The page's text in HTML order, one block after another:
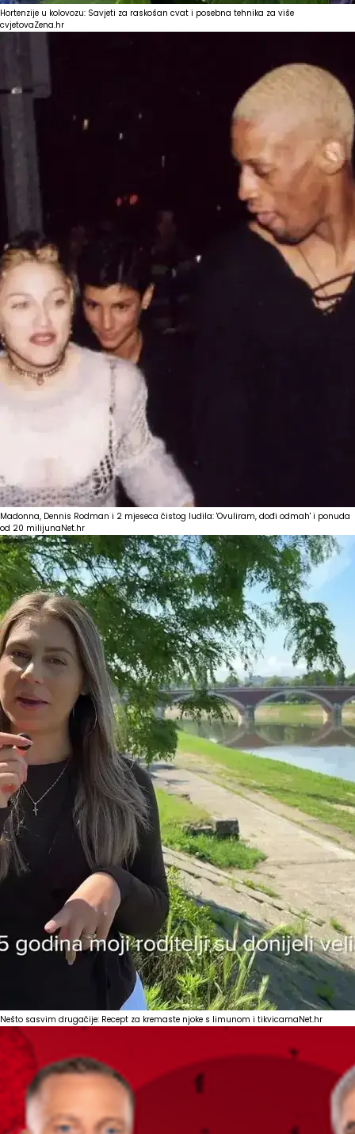
Hortenzije u kolovozu: Savjeti za raskošan cvat i posebna tehnika za više
cvjetovaZena.hr
Madonna, Dennis Rodman i 2 mjeseca čistog ludila: 'Ovuliram, dođi odmah' i ponuda
od 20 milijunaNet.hr
Nešto sasvim drugačije: Recept za kremaste njoke s limunom i tikvicamaNet.hr